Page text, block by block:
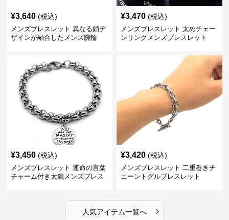
¥3,640 (税込)
メンズブレスレット 異なる鎖デ
ザインが融合したメンズ腕輪
¥3,470 (税込)
メンズブレスレット 太めチェー
ンリンクメンズブレスレット
¥3,450 (税込)
メンズブレスレット 運命の言葉
チャーム付き太鎖メンズブレス
¥3,420 (税込)
メンズブレスレット 二重巻きチ
ェーントグルブレスレット
人気アイテム一覧へ ›